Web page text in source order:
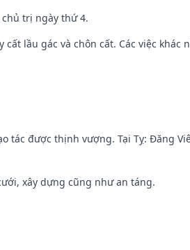
chủ trị ngày thứ 4.
lầu gác và chôn cất. Các việc
tác được thịnh vượng. Tại Tỵ: Đăng
xây dựng cũng như an táng.